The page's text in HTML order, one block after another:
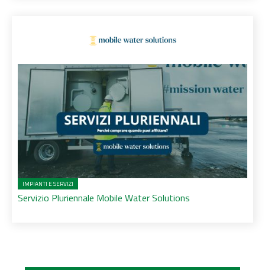
IMPIANTI E SERVIZI
Servizio Pluriennale Mobile Water Solutions